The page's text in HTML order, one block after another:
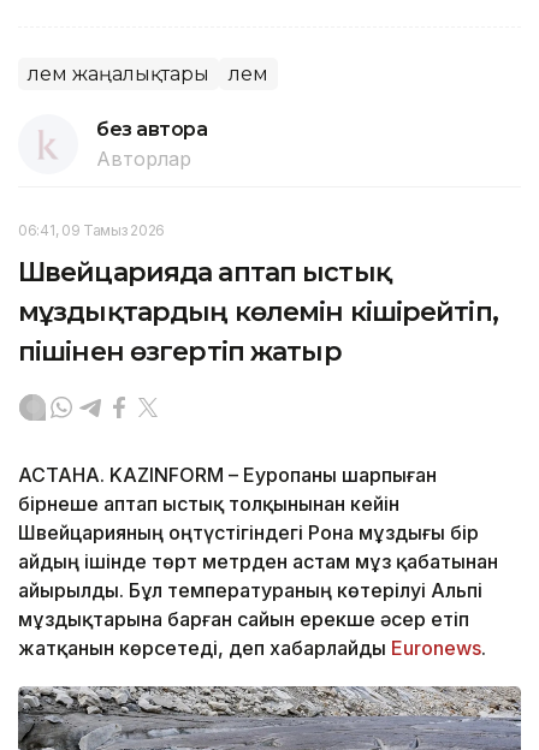
Әлем жаңалықтары Әлем
без автора
Авторлар
06:41, 09 Тамыз 2026
Швейцарияда аптап ыстық
мұздықтардың көлемін кішірейтіп,
пішінен өзгертіп жатыр
АСТАНА. KAZINFORM – Еуропаны шарпыған
бірнеше аптап ыстық толқынынан кейін
Швейцарияның оңтүстігіндегі Рона мұздығы бір
айдың ішінде төрт метрден астам мұз қабатынан
айырылды. Бұл температураның көтерілуі Альпі
мұздықтарына барған сайын ерекше әсер етіп
жатқанын көрсетеді, деп хабарлайды Еuronews.